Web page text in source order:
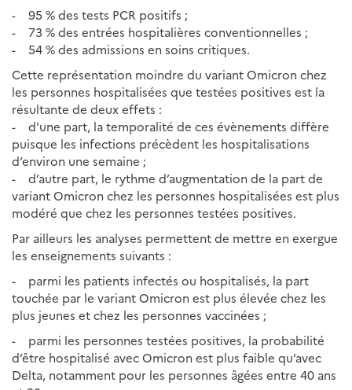
- 95 % des tests PCR positifs ;
- 73 % des entrées hospitalières conventionnelles ;
- 54 % des admissions en soins critiques.
Cette représentation moindre du variant Omicron chez
les personnes hospitalisées que testées positives est la
résultante de deux effets :
- d'une part, la temporalité de ces évènements diffère
puisque les infections précèdent les hospitalisations
d’environ une semaine ;
- d’autre part, le rythme d’augmentation de la part de
variant Omicron chez les personnes hospitalisées est plus
modéré que chez les personnes testées positives.
Par ailleurs les analyses permettent de mettre en exergue
les enseignements suivants :
- parmi les patients infectés ou hospitalisés, la part
touchée par le variant Omicron est plus élevée chez les
plus jeunes et chez les personnes vaccinées ;
- parmi les personnes testées positives, la probabilité
d’être hospitalisé avec Omicron est plus faible qu’avec
Delta, notamment pour les personnes âgées entre 40 ans